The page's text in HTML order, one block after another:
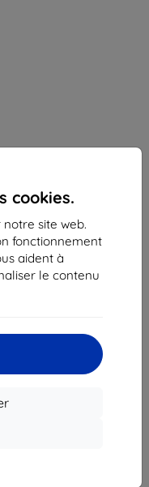
cookies.
notre site web.
fonctionnement
aident à
le contenu
Marine pour
Ultra
à fixation facile pour